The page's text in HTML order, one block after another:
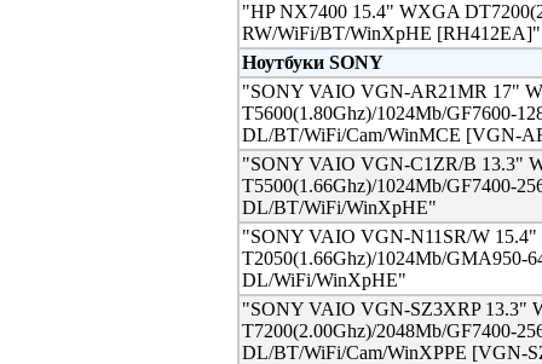
"HP NX7400 15.4" WXGA
RW/WiFi/BT/WinXpHE [RH412EA]"
Ноутбуки SONY
"SONY VAIO VGN-AR21MR 17"
T5600(1.80Ghz)/1024Mb/GF7600-
DL/BT/WiFi/Cam/WinMCE [VGN-
"SONY VAIO VGN-C1ZR/B 13.3"
T5500(1.66Ghz)/1024Mb/GF7400-
DL/BT/WiFi/WinXpHE"
"SONY VAIO VGN-N11SR/W
T2050(1.66Ghz)/1024Mb/GMA950-
DL/WiFi/WinXpHE"
"SONY VAIO VGN-SZ3XRP 13.3"
T7200(2.00Ghz)/2048Mb/GF7400-
DL/BT/WiFi/Cam/WinXPPE [VGN-